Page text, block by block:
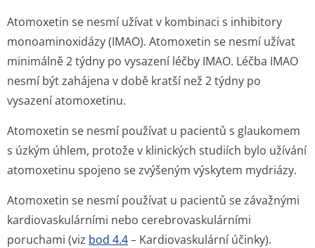
Atomoxetin se nesmí užívat v kombinaci s inhibitory
monoaminoxidázy (IMAO). Atomoxetin se nesmí užívat
minimálně 2 týdny po vysazení léčby IMAO. Léčba IMAO
nesmí být zahájena v době kratší než 2 týdny po
vysazení atomoxetinu.
Atomoxetin se nesmí používat u pacientů s glaukomem
s úzkým úhlem, protože v klinických studiích bylo užívání
atomoxetinu spojeno se zvýšeným výskytem mydriázy.
Atomoxetin se nesmí používat u pacientů se závažnými
kardiovaskulárními nebo cerebrovaskulárními
poruchami (viz bod 4.4– Kardiovaskulární účinky).